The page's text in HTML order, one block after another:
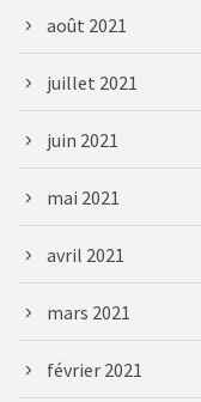
août 2021
juillet 2021
juin 2021
mai 2021
avril 2021
mars 2021
février 2021